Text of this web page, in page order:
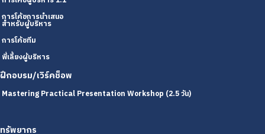
การโค้ชการนำเสนอ
สำหรับผู้บริหาร
การโค้ชทีม
พี่เลี้ยงผู้บริหาร
ฝึกอบรม/เวิร์คช็อพ
Mastering Practical Presentation Workshop (2.5 วัน)
ทรัพยากร